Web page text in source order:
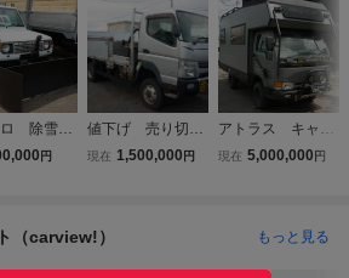
ロ 除雪・
排土板
円
値下げ 売り切
り 日産UD ア
AT フェリー積み
現在 1,500,000 円
アトラス キャン
ピング リフトア
在進行中 このま
現在 5,000,000 円
（carview!） もっと見る